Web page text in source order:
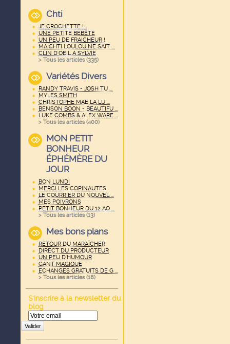
Chti
JE CROCHETTE !...
UNE PETITE BEBËTE
UN PEU DE FRAICHEUR !
MA CHTI LOULOU NE SAIT ...
CLIN D'OEIL A SYLVIE
> Tous les articles (335)
Variétés Divers
RANDY TRAVIS - JOSH TU ...
MYLES SMITH
CHRISTOPHE MAE LA LU ...
BENSON BOON - BEAUTIFU ...
LUKE COMBS & ALEX WARE ...
> Tous les articles (400)
MON PETIT
BONHEUR
ÉPHÉMÈRE DU
JOUR
BON LUNDI
MERCI LES COPINAUTES
LE COURRIER DU NOUVEL ...
MES POIVRONS
PETIT BONHEUR DU 12 AO ...
> Tous les articles (13)
Mes bons plans
RETOUR DU MARAÏCHER
DIRECT DU PRODUCTEUR
UN PEU D'HUMOUR
GANT MAGIQUE
ECHANGES GRATUITS DE G ...
> Tous les articles (18)
S'inscrire à la newsletter du
blog
Valider